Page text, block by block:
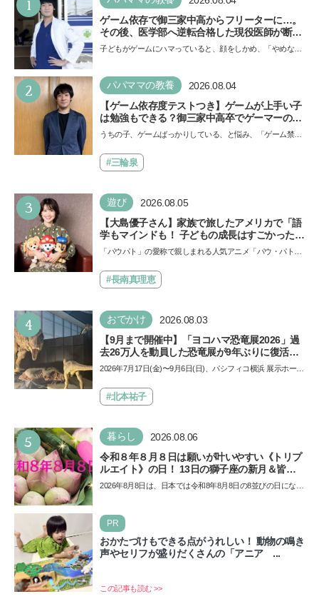
ゲーム依存で御三家中高からフリーターに…。
その後、医学部へ逆転合格した現役医師が断言
「ゲームの経験が受験勉強に役立った」そう考
子どもがゲームにハマっていると、顔をしかめ、「やめなさ
い…
2 パパママの教養 2026.08.04
【ゲーム依存度テストつき】ゲームが上手い子
は勉強もできる？御三家中高卒でゲーマーの医
師・阿部智史さんが教えるゲームしながら受験
うちの子、ゲームばっかりしている、と悩み、「ゲーム禁
も…#三輪泉
3 遊び 2026.08.05
【大島優子さん】家族で旅したアメリカで「語
学もマインドも！ 子どもの成長はすごかった」
声優をつとめた映画『パウ・パトロール ザ・ダ
できると子どもに知ってほしい
「パウパト」の愛称で親しまれる人気アニメ「パウ・パトロ
ザ…#長南真理恵
4 おでかけ 2026.08.03
【9月まで開催中】「ヨコハマ恐竜展2026」過
去26万人を動員した恐竜展が9年ぶりに復活！
夏休みのおでかけで楽しむポイントを完全ガイ
2026年7月17日(金)〜9月6日(日)、パシフィコ横浜 展示ホール
催…#北本祐子
5 暮らし 2026.08.06
令和８年８月８日は願いが叶いやすい《トリプ
ルエイト》の日！ 13日の獅子座の新月＆皆既
日食の影響にも注目
2026年8月8日は、日本では令和8年8月8日の8並びの日になり
PR
おかたづけもできる点がうれしい！ 動物の鳴き
声やセリフが盛りだくさんの「アニア ...
この記事も読む >>